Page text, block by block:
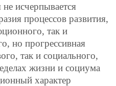
не исчерпывается
процессов развития,
так и
но прогрессивная
так и социального,
жизни и социума
характер